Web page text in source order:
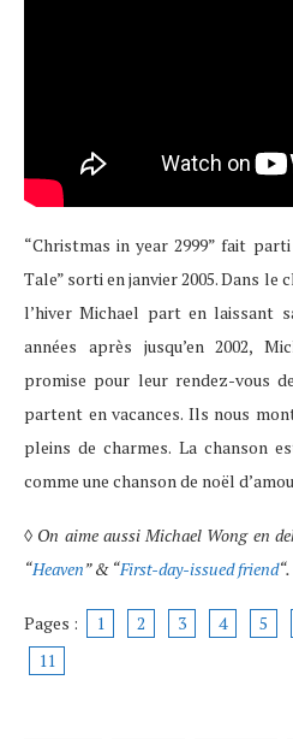
“Christmas in year 2999” fait
Tale” sorti en janvier 2005. Dans
l’hiver Michael part en laissant
années après jusqu’en 2002,
promise pour leur rendez-vous
partent en vacances. Ils nous
pleins de charmes. La chanson
comme une chanson de noël
◊ On aime aussi Michael Wong en
“Heaven” & “First-day-issued friend“.
Pages : 1 2 3 4 5
11